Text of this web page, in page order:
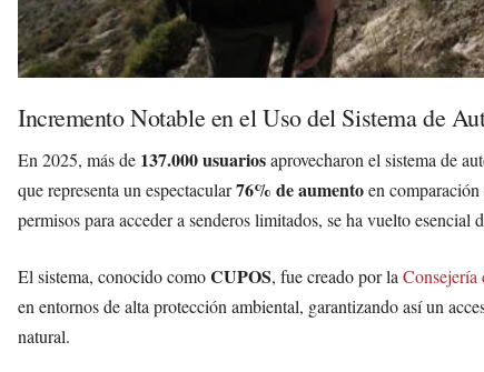
Incremento Notable en el Uso del Sistema de
En 2025, más de 137.000 usuariosaprovecharon el sistema de
que representa un espectacular76% de aumentoen
permisos para acceder a senderos limitados, se ha vuelto esencial
El sistema, conocido comoCUPOS, fue creado por la
en entornos de alta protección ambiental, garantizando así un
natural.